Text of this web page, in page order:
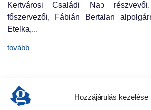
Hozzájárulás kezelése
Kertvárosi Családi Nap
főszervezői, Fábián Bertalan
Etelka,...
tovább